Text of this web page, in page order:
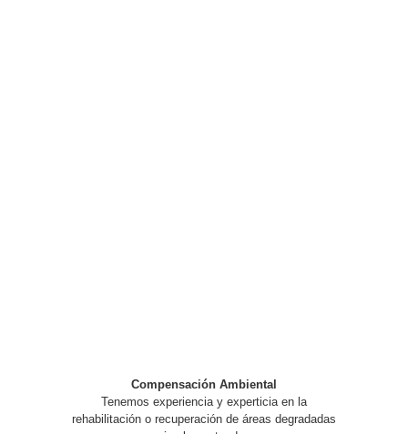
Compensación Ambiental
Tenemos experiencia y experticia en la
rehabilitación o recuperación de áreas degradadas